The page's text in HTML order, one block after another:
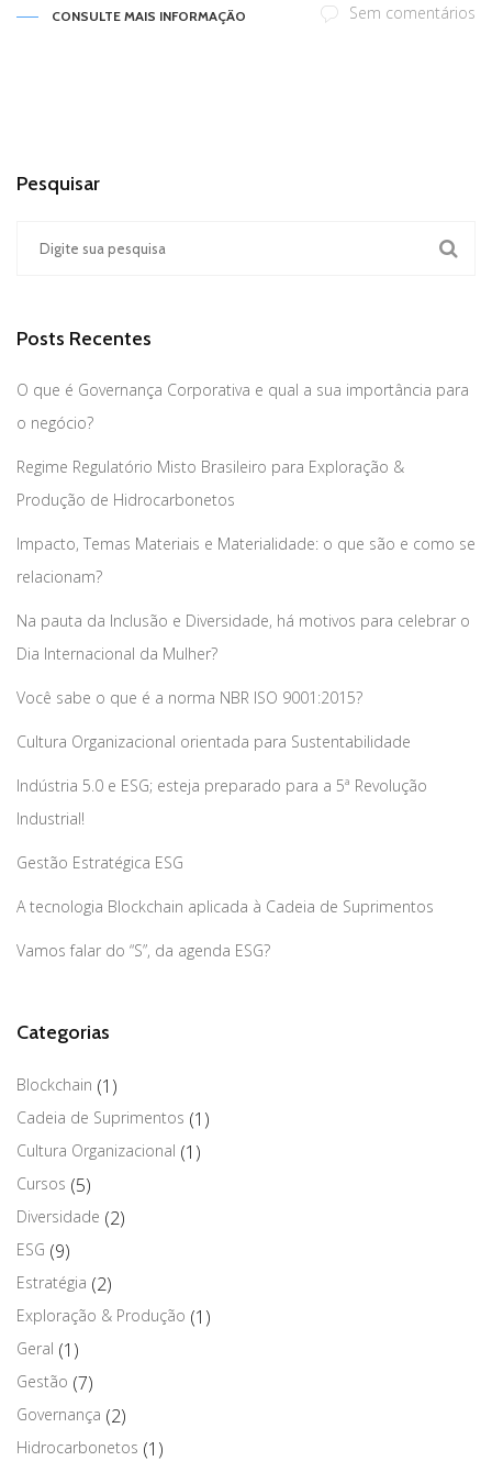
CONSULTE MAIS INFORMAÇÃO Sem comentários
Pesquisar
Posts Recentes
O que é Governança Corporativa e qual a sua importância para
o negócio?
Regime Regulatório Misto Brasileiro para Exploração &
Produção de Hidrocarbonetos
Impacto, Temas Materiais e Materialidade: o que são e como se
relacionam?
Na pauta da Inclusão e Diversidade, há motivos para celebrar o
Dia Internacional da Mulher?
Você sabe o que é a norma NBR ISO 9001:2015?
Cultura Organizacional orientada para Sustentabilidade
Indústria 5.0 e ESG; esteja preparado para a 5ª Revolução
Industrial!
Gestão Estratégica ESG
A tecnologia Blockchain aplicada à Cadeia de Suprimentos
Vamos falar do “S”, da agenda ESG?
Categorias
Blockchain (1)
Cadeia de Suprimentos (1)
Cultura Organizacional (1)
Cursos (5)
Diversidade (2)
ESG (9)
Estratégia (2)
Exploração & Produção (1)
Geral (1)
Gestão (7)
Governança (2)
Hidrocarbonetos (1)